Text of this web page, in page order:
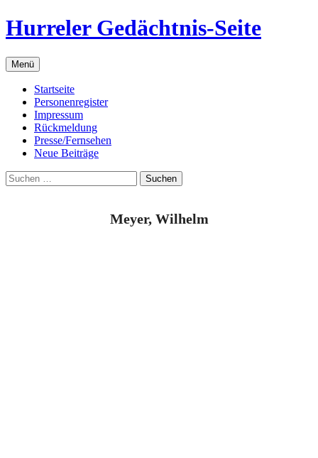
Zum
Inhalt
Hurreler Gedächtnis-Seite
Menü
Startseite
Personenregister
Impressum
Rückmeldung
Presse/Fernsehen
Neue Beiträge
Suchen
nach:
Meyer, Wilhelm